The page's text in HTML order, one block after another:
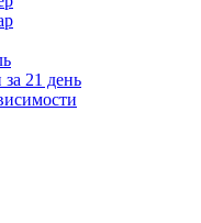
21 день